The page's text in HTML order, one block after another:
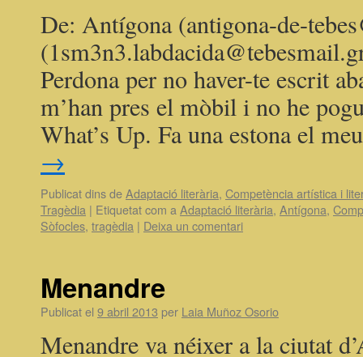
De: Antígona (antigona-de-
Perdona per no haver-te escrit
m’han pres el mòbil i no he
What’s Up. Fa una estona el
→
Publicat dins deAdaptació literària, Competència artística i
Tragèdia | Etiquetat com a Adaptació literària, Antígona,
Sòfocles, tragèdia | Deixa un comentari
Menandre
Publicat el 9 abril 2013 per Laia Muñoz Osorio
Menandre va néixer a la ciutat